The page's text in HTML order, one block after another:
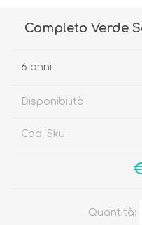
Completo Verde
6 anni
Disponibilità:
Cod. Sku:
Quantità: